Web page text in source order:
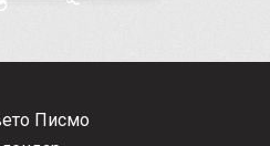
Писмо